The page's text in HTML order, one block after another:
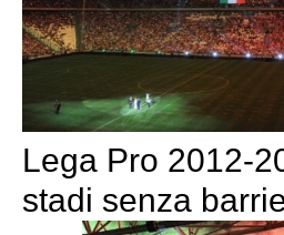
Lega Pro 2012-
stadi senza